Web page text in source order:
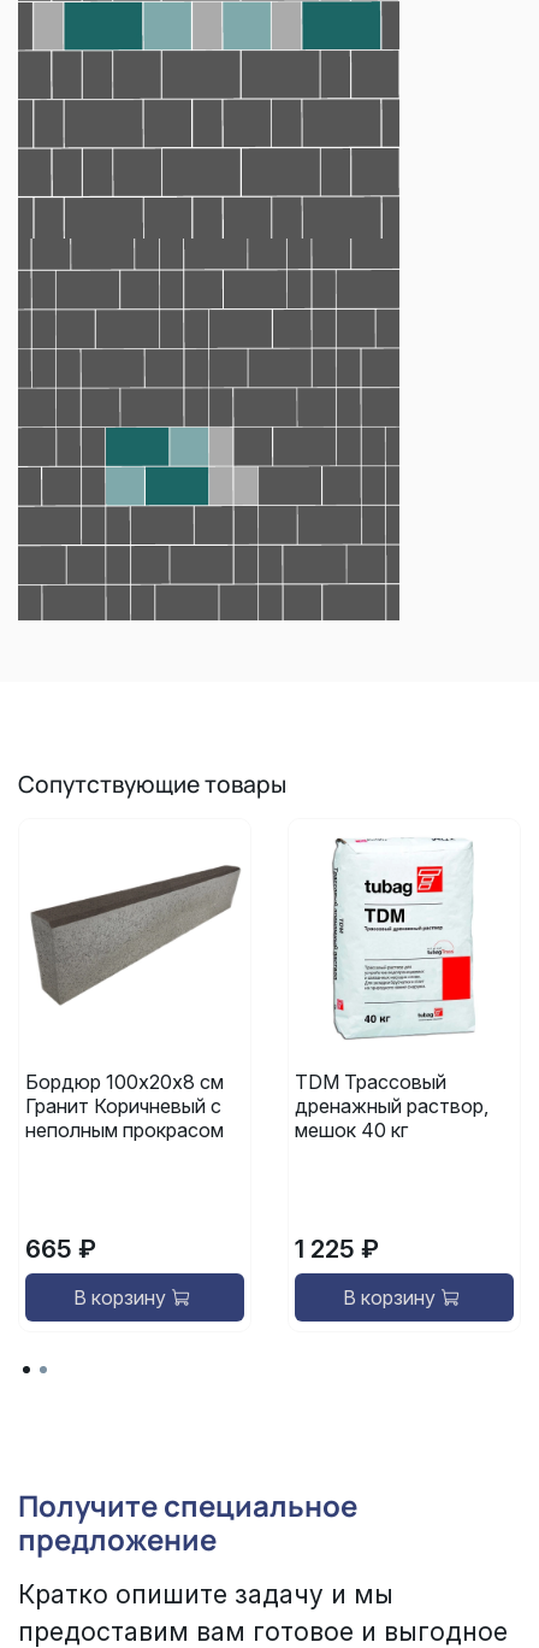
Сопутствующие товары
Бордюр 100х20х8 см
Гранит Коричневый с
неполным прокрасом
665 ₽
В корзину
TDM Трассовый
дренажный раствор,
мешок 40 кг
1 225 ₽
В корзину
Получите специальное
предложение
Кратко опишите задачу и мы
предоставим вам готовое и выгодное